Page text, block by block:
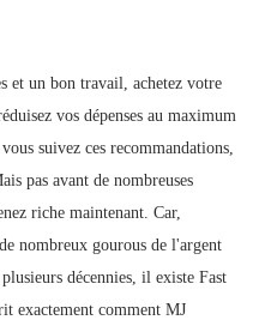
et un bon travail, achetez votre
vos dépenses au maximum
suivez ces recommandations,
pas avant de nombreuses
riche maintenant. Car,
nombreux gourous de l'argent
décennies, il existe Fast
exactement comment MJ